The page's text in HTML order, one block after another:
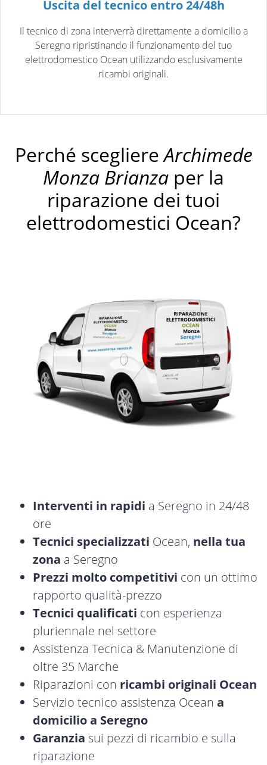
Uscita del tecnico entro 24/48h
Il tecnico di zona interverrà direttamente a domicilio a
Seregno ripristinando il funzionamento del tuo
elettrodomestico Ocean utilizzando esclusivamente
ricambi originali.
Perché scegliereArchimede
Monza Brianza per la
riparazione dei tuoi
elettrodomestici Ocean?
Interventi in rapidi a Seregno in 24/48
ore
Tecnici specializzati Ocean, nella tua
zona a Seregno
Prezzi molto competitivi con un ottimo
rapporto qualità-prezzo
Tecnici qualificati con esperienza
pluriennale nel settore
Assistenza Tecnica & Manutenzione di
oltre 35 Marche
Riparazioni con ricambi originali Ocean
Servizio tecnico assistenza Ocean a
domicilio a Seregno
Garanzia sui pezzi di ricambio e sulla
riparazione